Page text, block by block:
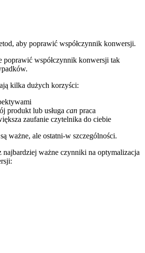
aby poprawić współczynnik konwersji.
poprawić współczynnik konwersji tak
kilka dużych korzyści:
produkt lub usługa can praca
zaufanie czytelnika do ciebie
ważne, ale ostatni-w szczególności.
najbardziej ważne czynniki na optymalizacja
: